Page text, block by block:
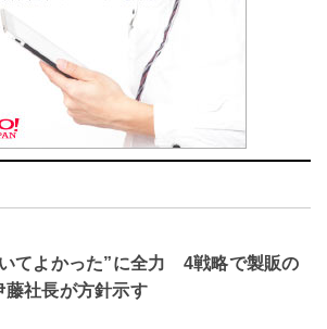
てよかった”に全力 4戦略で製販の
社長が方針示す